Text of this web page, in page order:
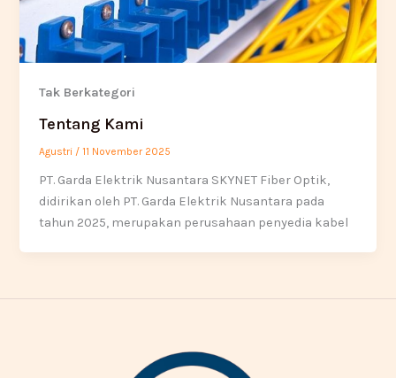
Tak Berkategori
Tentang Kami
Agustri /11 November 2025
PT. Garda Elektrik Nusantara SKYNET Fiber Optik,
didirikan oleh PT. Garda Elektrik Nusantara pada
tahun 2025, merupakan perusahaan penyedia kabel